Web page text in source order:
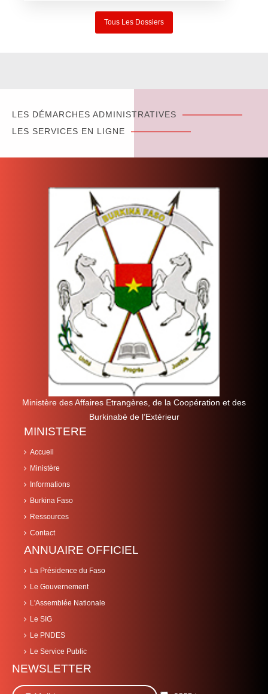
Tous Les Dossiers
LES DÉMARCHES ADMINISTRATIVES
LES SERVICES EN LIGNE
Ministère des Affaires Etrangères, de la Coopération et des
Burkinabè de l’Extérieur
MINISTERE
Accueil
Ministère
Informations
Burkina Faso
Ressources
Contact
ANNUAIRE OFFICIEL
La Présidence du Faso
Le Gouvernement
L'Assemblée Nationale
Le SIG
Le PNDES
Le Service Public
NEWSLETTER